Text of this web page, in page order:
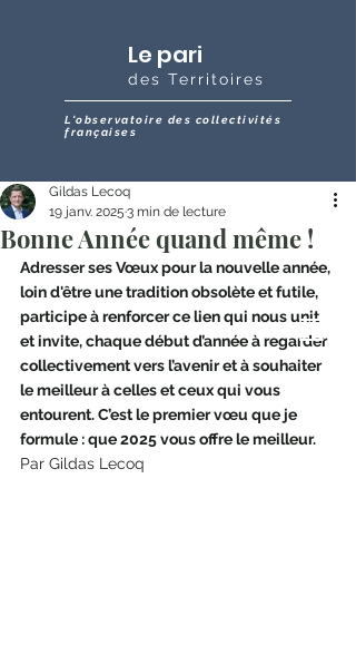
Le pari
des Territoires
L'observatoire des collectivités
françaises
Bonne Année quand même !
Gildas Lecoq
19 janv. 2025 3 min de lecture
Adresser ses Vœux pour la nouvelle année,
loin d'être une tradition obsolète et futile,
participe à renforcer ce lien qui nous unit
et invite, chaque début d’année à regarder
collectivement vers l’avenir et à souhaiter
le meilleur à celles et ceux qui vous
entourent. C’est le premier vœu que je
formule : que 2025 vous offre le meilleur.
Par Gildas Lecoq